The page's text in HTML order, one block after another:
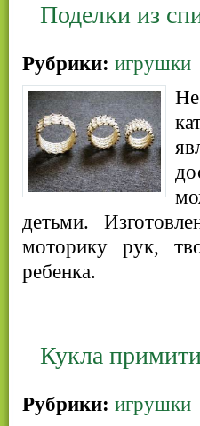
Поделки из
Рубрики: игрушки
детьми.
моторику рук,
ребенка.
Кукла
Рубрики: игрушки